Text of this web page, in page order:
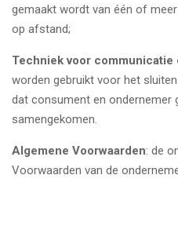
gemaakt wordt van één of
op afstand;
Techniek voor communicatie
worden gebruikt voor het
dat consument en ondernemer
samengekomen.
Algemene Voorwaarden: de
Voorwaarden van de